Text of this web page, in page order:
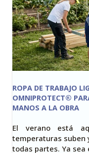
ROPA DE TRABAJO
OMNIPROTECT®
MANOS A LA OBRA
El verano está
temperaturas suben
todas partes. Ya sea